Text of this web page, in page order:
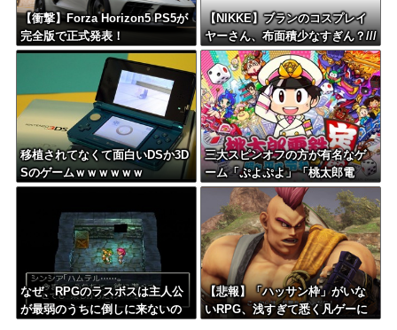
【衝撃】Forza Horizon5 PS5が
完全版で正式発表！
【NIKKE】ブランのコスプレイ
ヤーさん、布面積少なすぎん？///
移植されてなくて面白いDSか3D
Sのゲームｗｗｗｗｗｗ
三大スピンオフの方が有名なゲ
ーム「ぷよぷよ」「桃太郎電
鉄」「KOF」
なぜ、RPGのラスボスは主人公
が最弱のうちに倒しに来ないの
【悲報】「ハッサン枠」がいな
いRPG、浅すぎて悉く凡ゲーに